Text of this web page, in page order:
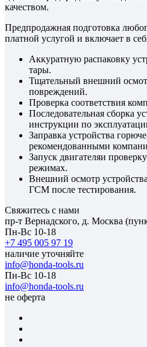
качеством.
Предпродажная подготовка
платной услугой и включает в
Аккуратную распаковку
тары.
Тщательный внешний
повреждений.
Проверка соответствия
Последовательная сборка
инструкции по
Заправка устройства
рекомендованными
Запуск двигателяи
режимах.
Внешний осмотр
ГСМ после тестирования.
Свяжитесь с нами
пр-т Вернадского, д. Москва
Пн-Вс 10-18
+7 495 005 97 19
наличие уточняйте
info@honda-tools.ru
Пн-Вс 10-18
info@honda-tools.ru
не оферта